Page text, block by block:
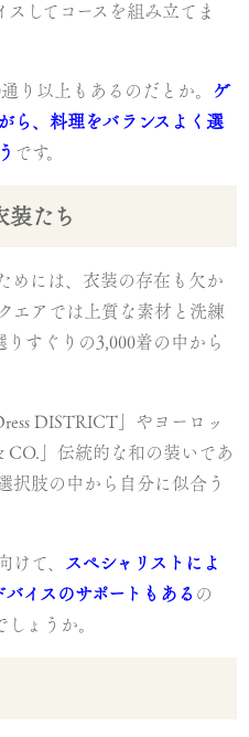
してコースを組み立てま
り以上もあるのだとか。
ゲ
ら、料理をバランスよく選
です。
装たち
めには、衣装の存在も欠か
エアでは上質な素材と洗練
りすぐりの3,000着の中から
DISTRICT」やヨーロッ
CO.」伝統的な和の装いであ
択肢の中から自分に似合う
けて、
スペシャリストによ
イスのサポートもある の
ょうか。